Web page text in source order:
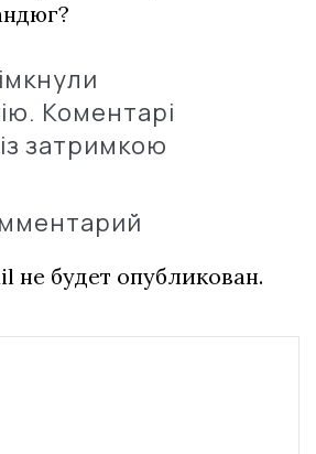
Коментарі
затримкою
не будет опубликован.